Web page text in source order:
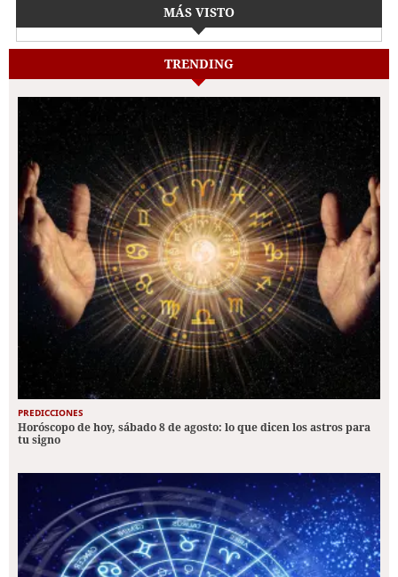
MÁS VISTO
TRENDING
PREDICCIONES
Horóscopo de hoy, sábado 8 de agosto: lo que dicen los astros para
tu signo